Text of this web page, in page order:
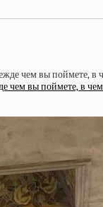
чем вы поймете, в чем